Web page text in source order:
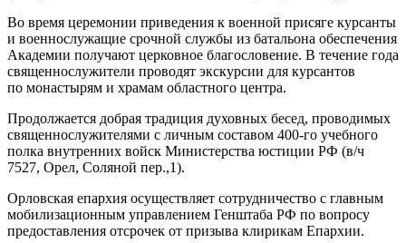
Во время церемонии приведения к военной присяге курсанты
и военнослужащие срочной службы из батальона обеспечения
Академии получают церковное благословение. В течение года
священнослужители проводят экскурсии для курсантов
по монастырям и храмам областного центра.
Продолжается добрая традиция духовных бесед, проводимых
священнослужителями с личным составом 400-го учебного
полка внутренних войск Министерства юстиции РФ (в/ч
7527, Орел, Соляной пер.,1).
Орловская епархия осуществляет сотрудничество с главным
мобилизационным управлением Генштаба РФ по вопросу
предоставления отсрочек от призыва клирикам Епархии.